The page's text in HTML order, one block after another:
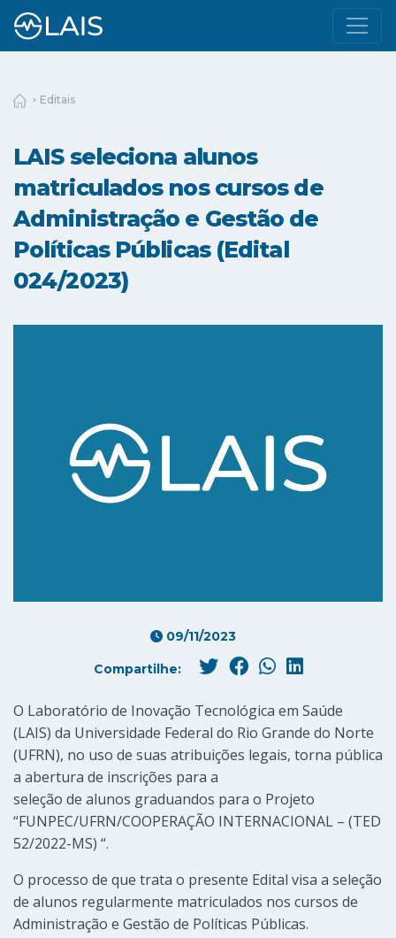
Editais
LAIS seleciona alunos
matriculados nos cursos de
Administração e Gestão de
Políticas Públicas (Edital
024/2023)
09/11/2023
Compartilhe:
O Laboratório de Inovação Tecnológica em Saúde
(LAIS) da Universidade Federal do Rio Grande do Norte
(UFRN), no uso de suas atribuições legais, torna pública
a abertura de inscrições para a
seleção de alunos graduandos para o Projeto
“FUNPEC/UFRN/COOPERAÇÃO INTERNACIONAL – (TED
52/2022-MS) “.
O processo de que trata o presente Edital visa a seleção
de alunos regularmente matriculados nos cursos de
Administração e Gestão de Políticas Públicas.